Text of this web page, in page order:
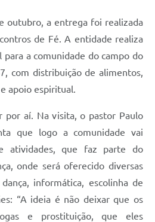
outubro, a entrega foi realizada
de Fé. A entidade realiza
para a comunidade do campo do
com distribuição de alimentos,
apoio espiritual.
por aí. Na visita, o pastor Paulo
que logo a comunidade vai
atividades, que faz parte do
onde será oferecido diversas
informática, escolinha de
“A ideia é não deixar que os
e prostituição, que eles